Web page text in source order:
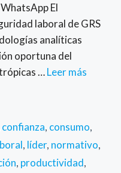
El
laboral de GRS
analíticas
oportuna del
…Leer más
confianza, consumo,
, líder, normativo,
, productividad,